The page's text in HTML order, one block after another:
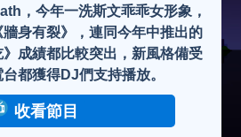
，今年一洗斯文乖乖女形象，
身有裂》，連同今年中推出的
》成績都比較突出，新風格備受
都獲得DJ們支持播放。
收看節目